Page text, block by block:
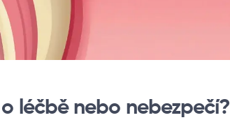
léčbě nebo nebezpečí?